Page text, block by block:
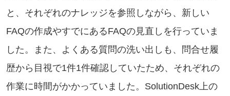
と、それぞれのナレッジを参照しながら、新しい
FAQの作成やすでにあるFAQの見直しを行っていま
した。また、よくある質問の洗い出しも、問合せ履
歴から目視で1件1件確認していたため、それぞれの
作業に時間がかかっていました。SolutionDesk上の